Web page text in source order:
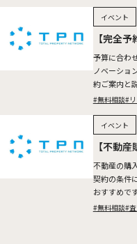
【完全
予算に合わ
ノベーショ
約ご案内と
時】】
#無料相談#
イベント
【不動
不動産の購
契約の条件
おすすめで
10(Sun) ※
#無料相談#
イベント